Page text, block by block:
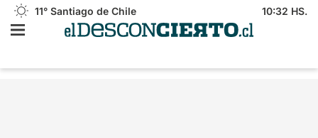
11° Santiago de Chile 10:32 HS.